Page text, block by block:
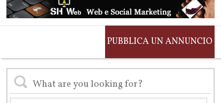
PUBBLICA UN ANNUNCIO